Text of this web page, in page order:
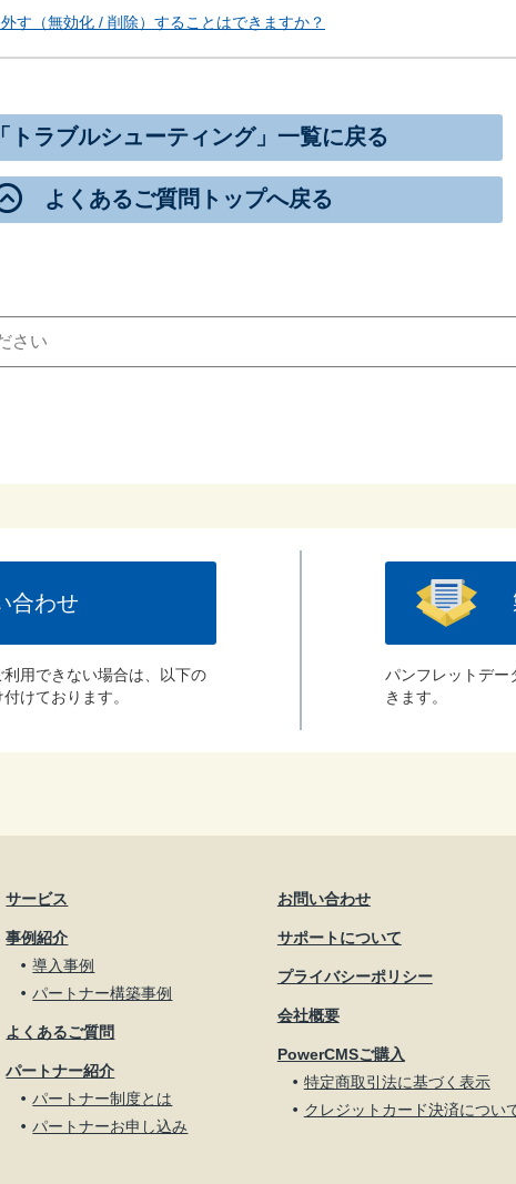
す（無効化 / 削除）することはできますか？
「トラブルシューティング」一覧に戻る
よくあるご質問トップへ戻る
合わせ
用できない場合は、以下の
けております。
パンフレットデー
きます。
サービス
事例紹介
導入事例
パートナー構築事例
よくあるご質問
パートナー紹介
パートナー制度とは
パートナーお申し込み
お問い合わせ
サポートについて
プライバシーポリシー
会社概要
PowerCMSご購入
特定商取引法に基づく表示
クレジットカード決済につい